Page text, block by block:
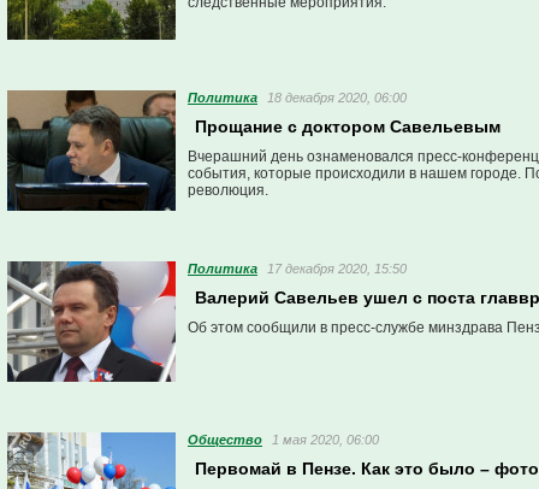
Политика 18 декабря 2020, 06:00
Прощание с доктором Савельевым
Вчерашний день ознаменовался пресс-
события, которые происходили в нашем городе.
революция.
Политика 17 декабря 2020, 15:50
Валерий Савельев ушел с поста
Об этом сообщили в пресс-службе минздрава
Общество 1 мая 2020, 06:00
Первомай в Пензе. Как это было –